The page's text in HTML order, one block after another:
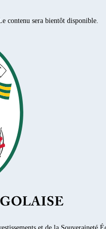
contenu sera bientôt disponible.